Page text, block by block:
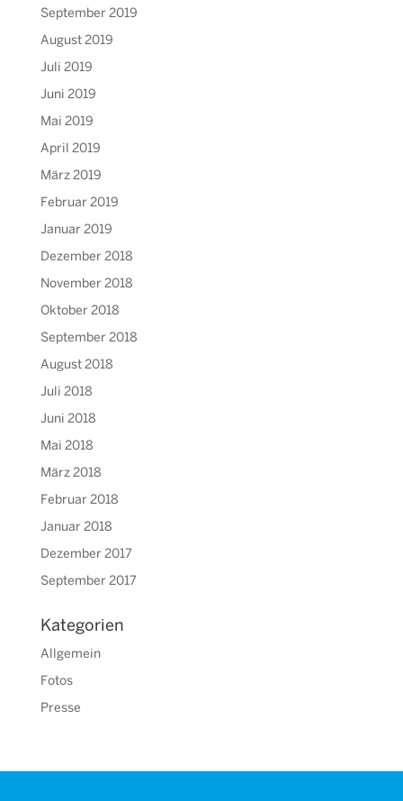
September 2019
August 2019
Juli 2019
Juni 2019
Mai 2019
April 2019
März 2019
Februar 2019
Januar 2019
Dezember 2018
November 2018
Oktober 2018
September 2018
August 2018
Juli 2018
Juni 2018
Mai 2018
März 2018
Februar 2018
Januar 2018
Dezember 2017
September 2017
Kategorien
Allgemein
Fotos
Presse